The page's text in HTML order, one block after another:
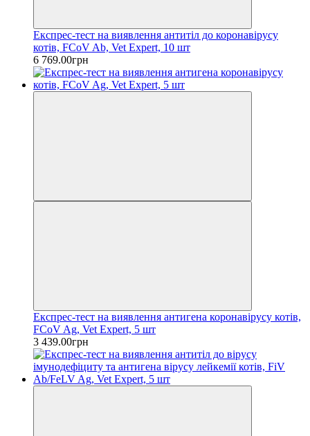
Експрес-тест на виявлення антитіл до коронавірусу
котів, FCoV Ab, Vet Expert, 10 шт
6 769.00грн
Експрес-тест на виявлення антигена коронавірусу котів,
FCoV Ag, Vet Expert, 5 шт
3 439.00грн